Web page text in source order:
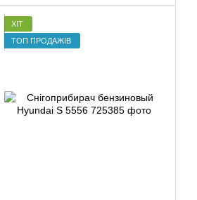
ХІТ
ТОП ПРОДАЖІВ